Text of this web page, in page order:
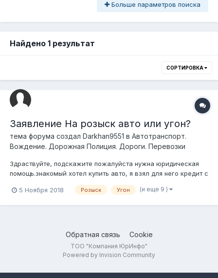
Больше параметров поиска
Найдено 1 результат
СОРТИРОВКА
Заявление На розыск авто или угон?
тема форума создал Darkhan9551 в Автотранспорт.
Вождение. Дорожная Полиция. Дороги. Перевозки
Здраствуйте, подскажите пожалуйста нужна юридическая
помощь.знакомый хотел купить авто, я взял для него кредит с
машину, получилось так что он взял мою же машину, так как
5 Ноября 2018 Розыск Угон (и еще 9 )
Обратная связь Cookie
ТОО "Компания ЮрИнфо"
Powered by Invision Community